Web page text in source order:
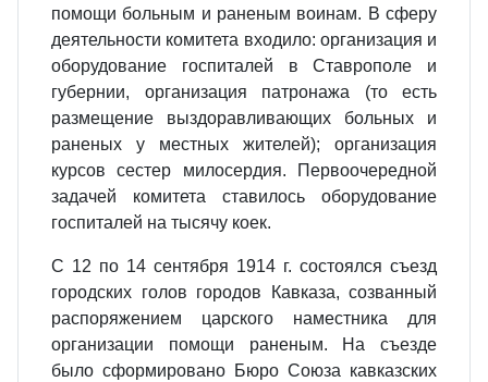
помощи больным и раненым воинам. В сферу
деятельности комитета входило: организация и
оборудование госпиталей в Ставрополе и
губернии, организация патронажа (то есть
разме­щение выздоравливающих больных и
раненых у местных жителей); организация
курсов сестер милосердия. Первоочередной
задачей комитета ставилось оборудование
госпиталей на тысячу коек.
С 12 по 14 сентября 1914 г. состоялся съезд
городских голов городов Кавказа, созванный
распоряжением царского наместника для
организации помощи раненым. На съезде
было сформировано Бюро Союза кавказских